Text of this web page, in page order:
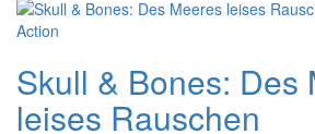
Action
Skull & Bones: Des
leises Rauschen